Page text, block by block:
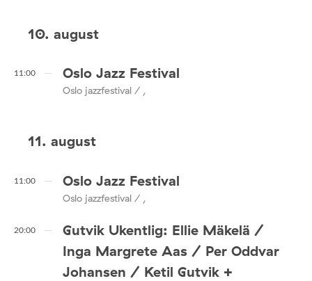
10. august
11:00 Oslo Jazz Festival
Oslo jazzfestival / ,
11. august
11:00 Oslo Jazz Festival
Oslo jazzfestival / ,
20:00
Gutvik Ukentlig: Ellie Mäkelä /
Inga Margrete Aas / Per Oddvar
Johansen / Ketil Gutvik +